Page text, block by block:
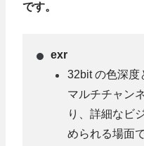
です。
exr
32bit の色深度
マルチチャン
り、詳細なビ
められる場面